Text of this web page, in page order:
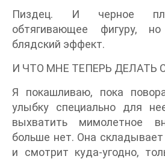
Пиздец. И черное
обтягивающее фигуру,
блядский эффект.
И ЧТО МНЕ ТЕПЕРЬ ДЕЛАТЬ
Я покашливаю, пока
улыбку специально для
выхватить мимолетное
больше нет. Она
и смотрит куда-угодно,